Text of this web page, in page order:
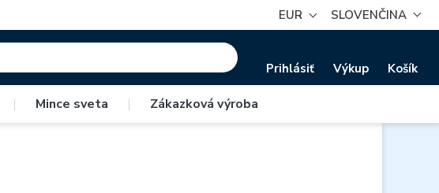
EUR SLOVENČINA
Prihlásiť Výkup Košík
| Mince sveta | Zákazková výroba